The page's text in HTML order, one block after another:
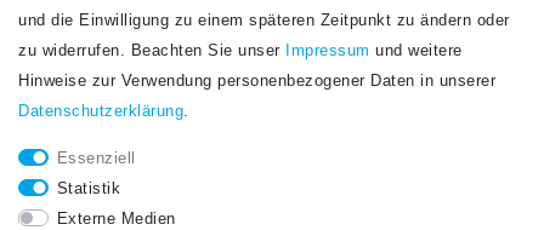
Honig
Hiermit bestätige ich, dass ich dieDaten­schutz­erklärunggelesen habe. Meine
STAY CONNECTED.
und die Einwilligung zu einem späteren Zeitpunkt zu ändern oder
zu widerrufen. Beachten Sie unser
Impressum und weitere
Hinweise zur Verwendung personenbezogener Daten in unserer
Daten­schutz­erklärung.
Essenziell
Statistik
Externe Medien